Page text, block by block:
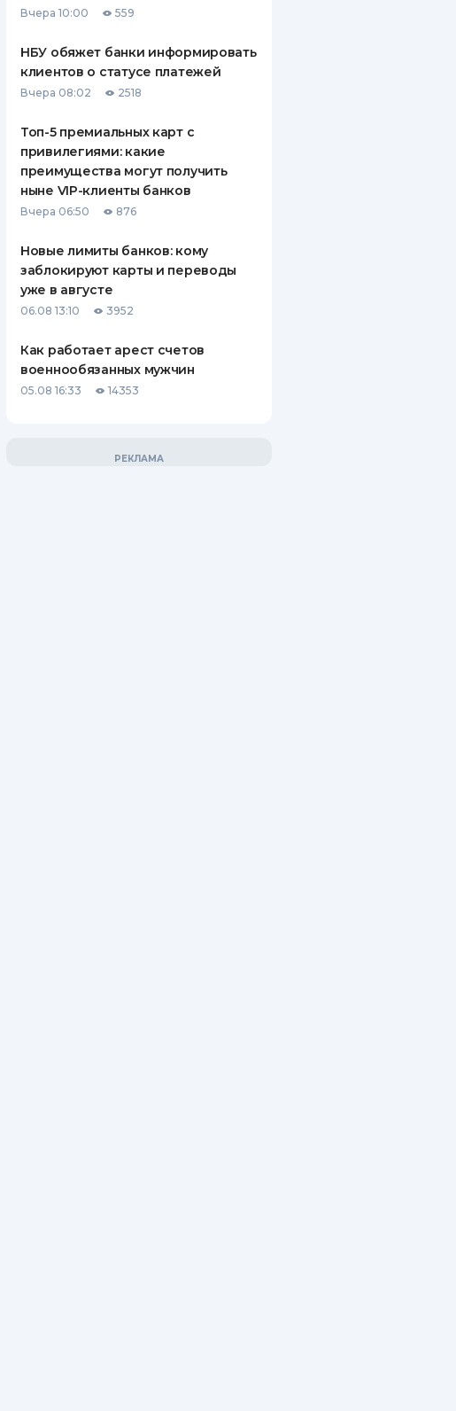
СТРАХОВАНИЮ
ВСЕ СТРАХОВЫЕ ПОЛИСЫ
ОТЗЫВЫ О СТРАХОВЫХ
КОМПАНИЯХ
Вчера 10:00 559
НБУ обяжет банки информировать
клиентов о статусе платежей
Вчера 08:02 2518
Топ-5 премиальных карт с
привилегиями: какие
преимущества могут получить
ныне VIP-клиенты банков
Вчера 06:50 876
Новые лимиты банков: кому
заблокируют карты и переводы
уже в августе
06.08 13:10 3952
Как работает арест счетов
военнообязанных мужчин
05.08 16:33 14353